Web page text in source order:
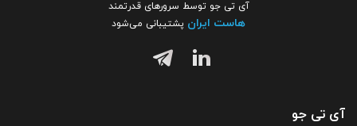
آی تی جو توسط سرورهای قدرتمند
هاست ایران پشتیبانی می‌شود
آی تی جو